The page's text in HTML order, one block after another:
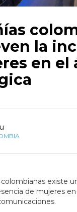
la
en el
existe
de mujeres